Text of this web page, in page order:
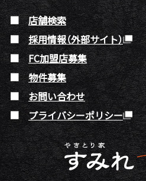
店舗検索
採用情報（外部サイト）
FC加盟店募集
物件募集
お問い合わせ
プライバシーポリシー